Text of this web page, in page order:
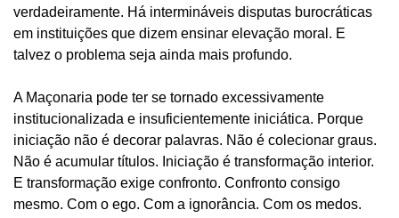
verdadeiramente. Há intermináveis disputas burocráticas
em instituições que dizem ensinar elevação moral. E
talvez o problema seja ainda mais profundo.
A Maçonaria pode ter se tornado excessivamente
institucionalizada e insuficientemente iniciática. Porque
iniciação não é decorar palavras. Não é colecionar graus.
Não é acumular títulos. Iniciação é transformação interior.
E transformação exige confronto. Confronto consigo
mesmo. Com o ego. Com a ignorância. Com os medos.